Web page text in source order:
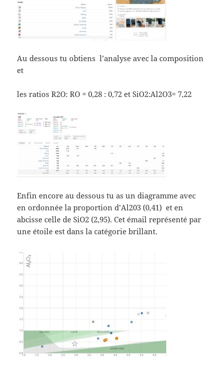
Au dessous tu obtiens l’analyse avec la composition
et
les ratios R2O: RO = 0,28 : 0,72 et SiO2:Al2O3= 7,22
Enfin encore au dessous tu as un diagramme avec
en ordonnée la proportion d’Al203 (0,41) et en
abcisse celle de SiO2 (2,95). Cet émail représenté par
une étoile est dans la catégorie brillant.